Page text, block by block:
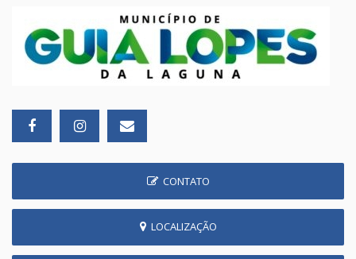
CONTATO
LOCALIZAÇÃO